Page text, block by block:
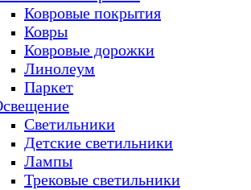
Ковровые покрытия
Ковры
Ковровые дорожки
Линолеум
Паркет
Светильники
Детские светильники
Лампы
Трековые светильники